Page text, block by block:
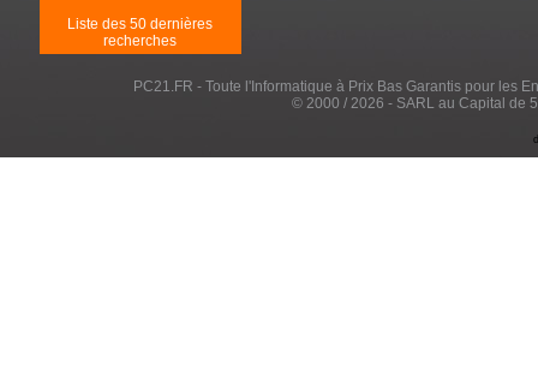
Liste des 50 dernières
recherches
PC21.FR - Toute l'Informatique à Prix Bas Garantis pour les
© 2000 / 2026 - SARL au Capital de